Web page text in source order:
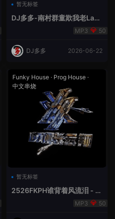
暂无标签
DJ多多-南村群童欺我老Lak
50
DJ多多 2026-06-22
Funky House · Prog House ·
中文串烧
暂无标签
2526FKPH谁背着风流泪 - D
50